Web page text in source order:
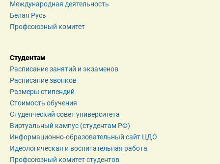
Международная деятельность
Белая Русь
Профсоюзный комитет
Студентам
Расписание занятий и экзаменов
Расписание звонков
Размеры стипендий
Стоимость обучения
Студенческий совет университета
Виртуальный кампус (студентам РФ)
Информационно-образовательный сайт ЦДО
Идеологическая и воспитательная работа
Профсоюзный комитет студентов